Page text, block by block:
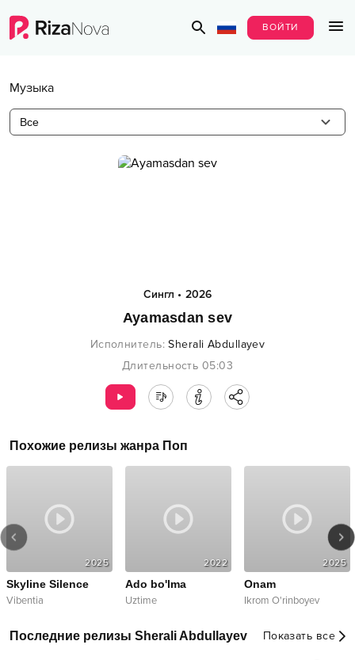
ВОЙТИ
Музыка
Все
Сингл • 2026
Ayamasdan sev
Исполнитель:Sherali Abdullayev
Длительность 05:03
Похожие релизы жанра Поп
2025
Skyline Silence
Vibentia
2022
Ado bo'lma
Uztime
2025
Onam
Ikrom O'rinboyev
Последние релизы Sherali Abdullayev Показать все